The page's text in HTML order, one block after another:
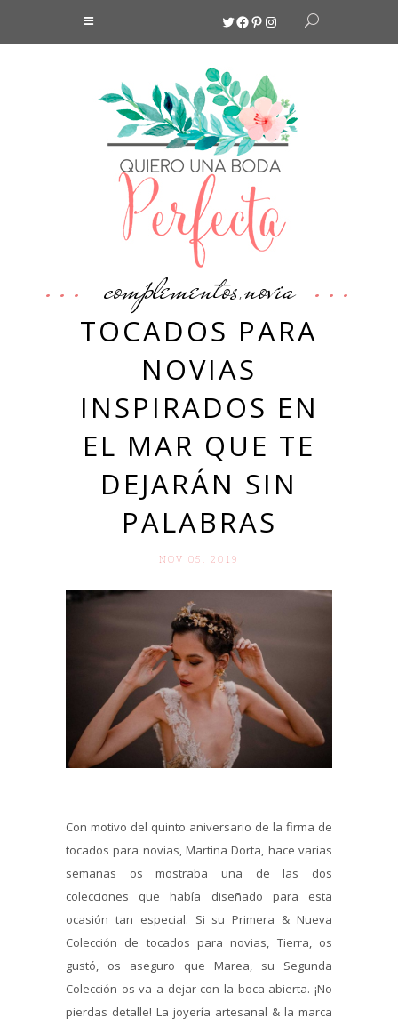
Twitter
Facebook
Pinterest
Instagram
complementos,novia
TOCADOS PARA
NOVIAS
INSPIRADOS EN
EL MAR QUE TE
DEJARÁN SIN
PALABRAS
NOV 05. 2019
Con motivo del quinto aniversario de la firma de
tocados para novias, Martina Dorta, hace varias
semanas os mostraba una de las dos
colecciones que había diseñado para esta
ocasión tan especial. Si su Primera & Nueva
Colección de tocados para novias, Tierra, os
gustó, os aseguro que Marea, su Segunda
Colección os va a dejar con la boca abierta. ¡No
pierdas detalle! La joyería artesanal & la marca